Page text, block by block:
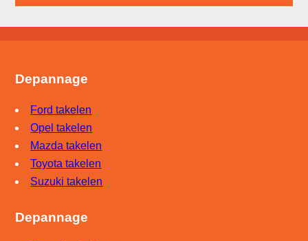
Depannage
Ford takelen
Opel takelen
Mazda takelen
Toyota takelen
Suzuki takelen
Depannage